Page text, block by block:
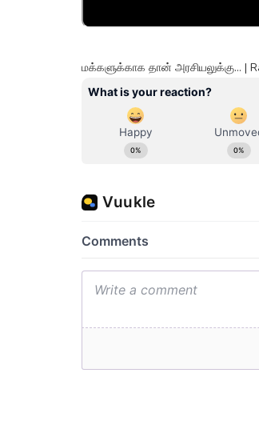
மக்களுக்காக தான் அரசியலுக்கு... |